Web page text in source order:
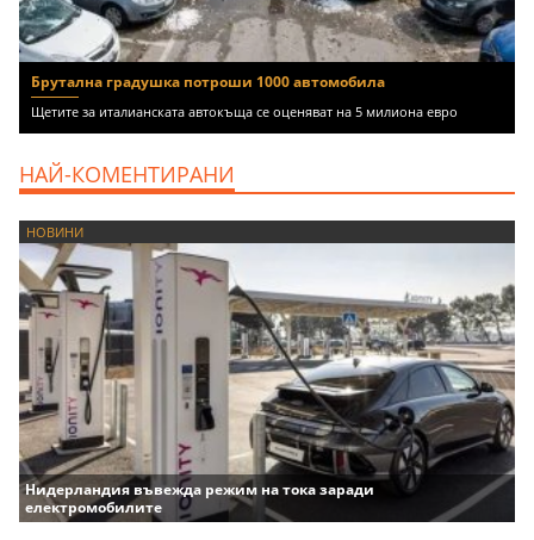
Брутална градушка потроши 1000 автомобила
Щетите за италианската автокъща се оценяват на 5 милиона евро
НАЙ-КОМЕНТИРАНИ
НОВИНИ
Нидерландия въвежда режим на тока заради
електромобилите